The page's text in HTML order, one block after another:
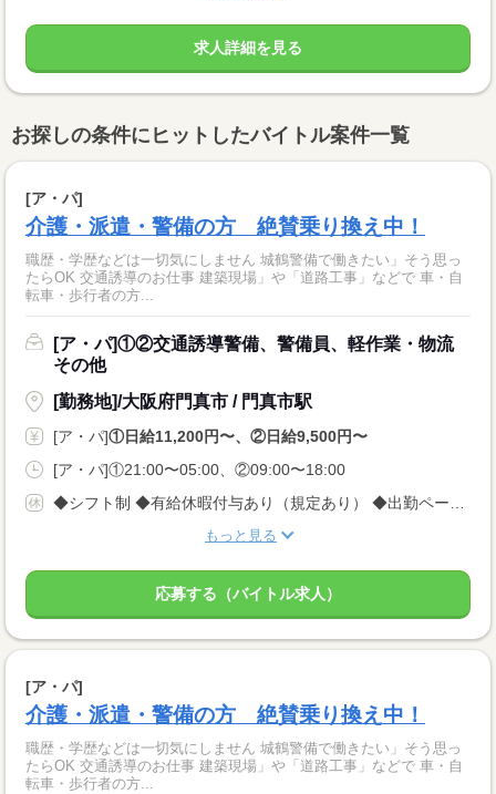
求人詳細を見る
お探しの条件にヒットしたバイトル案件一覧
[ア・パ]
介護・派遣・警備の方 絶賛乗り換え中！
職歴・学歴などは一切気にしません 城鶴警備で働きたい」そう思っ
たらOK 交通誘導のお仕事 建築現場」や「道路工事」などで 車・自
転車・歩行者の方...
[ア・パ]①②交通誘導警備、警備員、軽作業・物流
その他
[勤務地]/大阪府門真市 / 門真市駅
[ア・パ]①日給11,200円〜、②日給9,500円〜
[ア・パ]①21:00〜05:00、②09:00〜18:00
◆シフト制 ◆有給休暇付与あり（規定あり） ◆出勤ペース ＜完全自己都合シフト制＞なので、 平日のみ、土日のみももちろんOK！ 週1回、月1回でもOK！ ※3日前に入れる日を電話でご連絡ください
もっと見る
応募する（バイトル求人）
[ア・パ]
介護・派遣・警備の方 絶賛乗り換え中！
職歴・学歴などは一切気にしません 城鶴警備で働きたい」そう思っ
たらOK 交通誘導のお仕事 建築現場」や「道路工事」などで 車・自
転車・歩行者の方...